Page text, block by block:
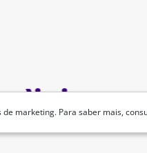
marketing. Para saber mais,